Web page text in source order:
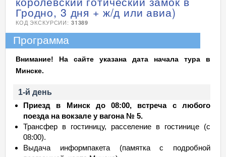
Гродно, 3 дня + ж/д или авиа)
КОД ЭКСКУРСИИ: 31389
Программа
Внимание! На сайте указана дата начала тура в
Минске.
1-й день
Приезд в Минск до 08:00, встреча с любого
поезда на вокзале у вагона № 5.
Трансфер в гостиницу, расселение в гостинице (с
08:00).
Выдача информпакета (памятка с подробной